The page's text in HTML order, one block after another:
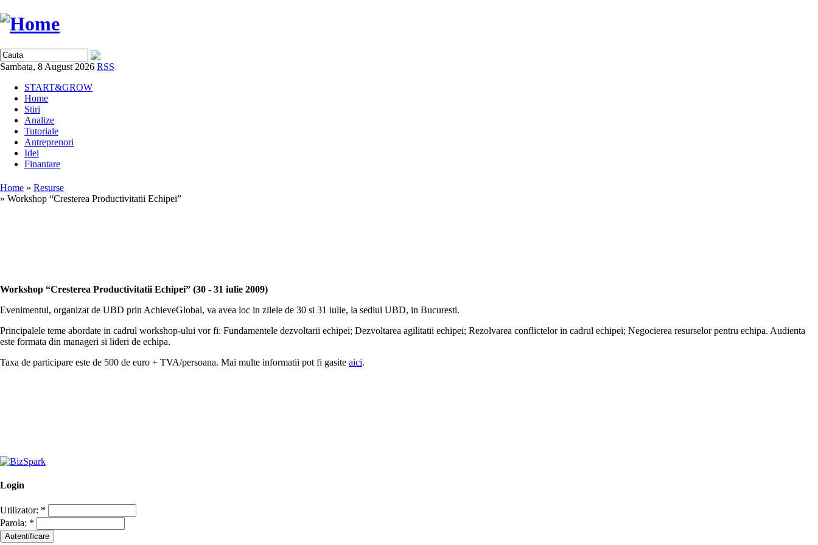
Sambata, 8 August 2026 RSS
START&GROW
Home
Stiri
Analize
Tutoriale
Antreprenori
Idei
Finantare
Home » Resurse
» Workshop “Cresterea Productivitatii Echipei”
Workshop “Cresterea Productivitatii Echipei” (30 - 31 iulie 2009)
Evenimentul, organizat de UBD prin AchieveGlobal, va avea loc in zilele de 30 si 31 iulie, la sediul UBD, in Bucuresti.
Principalele teme abordate in cadrul workshop-ului vor fi: Fundamentele dezvoltarii echipei; Dezvoltarea agilitatii echipei; Rezolvarea conflictelor in cadrul echipei; Negocierea resurselor pentru echipa. Audienta
este formata din manageri si lideri de echipa.
Taxa de participare este de 500 de euro + TVA/persoana. Mai multe informatii pot fi gasite aici.
Login
Utilizator: *
Parola: *